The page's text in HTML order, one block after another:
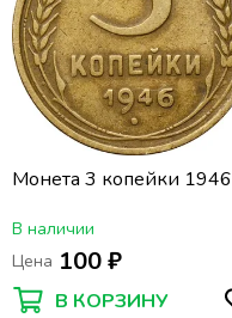
Монета 3 копейки 1946
В наличии
Цена 100 ₽
В КОРЗИНУ